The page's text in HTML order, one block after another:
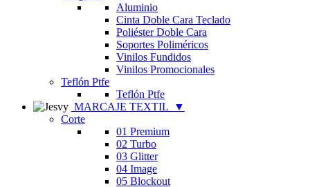
Aluminio
Cinta Doble Cara Teclado
Poliéster Doble Cara
Soportes Poliméricos
Vinilos Fundidos
Vinilos Promocionales
Teflón Ptfe
Teflón Ptfe
MARCAJE TEXTIL
▼
Corte
01 Premium
02 Turbo
03 Glitter
04 Image
05 Blockout